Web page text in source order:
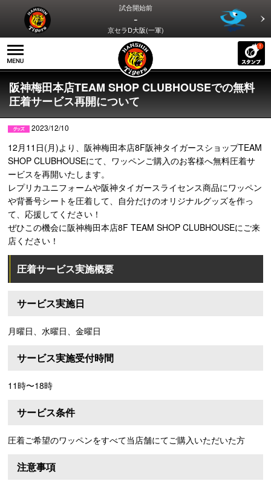
試合開始前
-
京セラD大阪(一軍)
阪神梅田本店TEAM SHOP CLUBHOUSEでの無料
圧着サービス再開について
2023/12/10
12月11日(月)より、阪神梅田本店8F阪神タイガースショップTEAM
SHOP CLUBHOUSEにて、ワッペンご購入のお客様へ無料圧着サ
ービスを再開いたします。
レプリカユニフォームや阪神タイガースライセンス商品にワッペン
や背番号シートを圧着して、自分だけのオリジナルグッズを作っ
て、応援してください！
ぜひこの機会に阪神梅田本店8F TEAM SHOP CLUBHOUSEにご来
店ください！
圧着サービス実施概要
サービス実施日
月曜日、水曜日、金曜日
サービス実施受付時間
11時〜18時
サービス条件
圧着ご希望のワッペンをすべて当店舗にてご購入いただいた方
注意事項